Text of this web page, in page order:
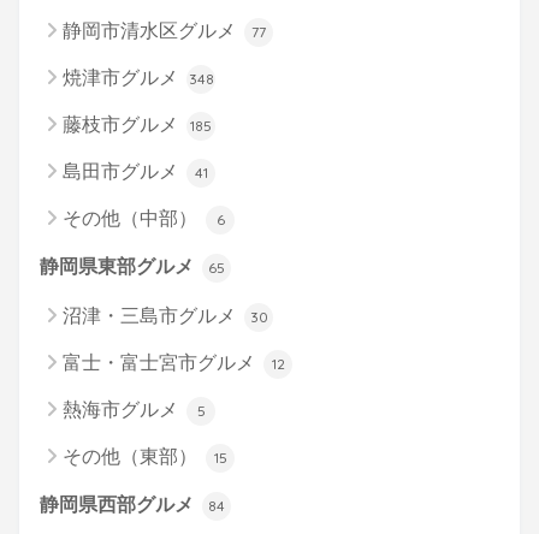
静岡市清水区グルメ 77
焼津市グルメ 348
藤枝市グルメ 185
島田市グルメ 41
その他（中部） 6
静岡県東部グルメ 65
沼津・三島市グルメ 30
富士・富士宮市グルメ 12
熱海市グルメ 5
その他（東部） 15
静岡県西部グルメ 84